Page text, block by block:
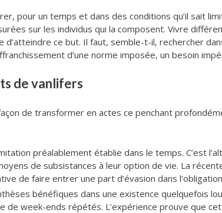
pour un temps et dans des conditions qu’il sait
sur les individus qui la composent. Vivre
ce but. Il faut, semble-t-il, rechercher
d’une norme imposée, un besoin
de vanlifers
de transformer en actes ce penchant
préalablement établie dans le temps. C’est
de subsistances à leur option de vie. La
de faire entrer une part d’évasion dans
bénéfiques dans une existence quelquefois
de week-ends répétés. L’expérience prouve que